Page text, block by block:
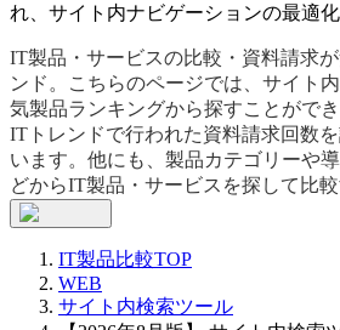
れ、サイト内ナビゲーションの最適化
IT製品・サービスの比較・資料請求
ンド。こちらのページでは、サイト
気製品ランキングから探すことがで
ITトレンドで行われた資料請求回数
います。他にも、製品カテゴリーや
どからIT製品・サービスを探して比
IT製品比較TOP
WEB
サイト内検索ツール